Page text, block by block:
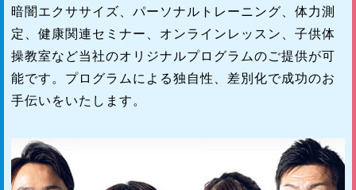
暗闇エクササイズ、パーソナルトレーニング、体力測
定、健康関連セミナー、オンラインレッスン、子供体
操教室など当社のオリジナルプログラムのご提供が可
能です。プログラムによる独自性、差別化で成功のお
手伝いをいたします。